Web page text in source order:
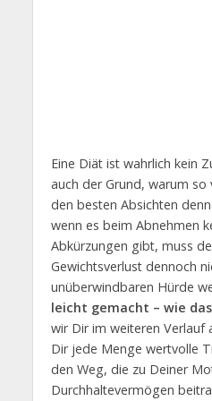
Eine Diät ist wahrlich kein
auch der Grund, warum
den besten Absichten
wenn es beim Abnehmen
Abkürzungen gibt, muss
Gewichtsverlust dennoch
unüberwindbaren Hürde
leicht gemacht – wie
wir Dir im weiteren Verlauf
Dir jede Menge wertvolle
den Weg, die zu Deiner
Durchhaltevermögen